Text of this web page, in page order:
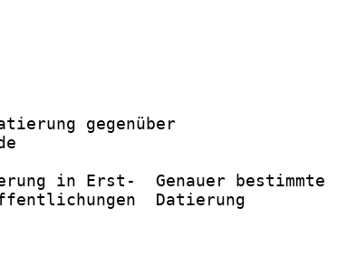
gegenüber
in Erst-  Genauer bestimmte
Datierung